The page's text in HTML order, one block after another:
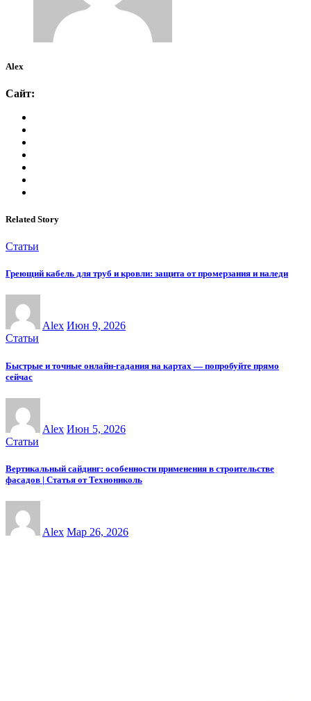
Alex
Сайт:
Related Story
Статьи
Греющий кабель для труб и кровли: защита от промерзания и наледи
Alex Июн 9, 2026
Статьи
Быстрые и точные онлайн-гадания на картах — попробуйте прямо
сейчас
Alex Июн 5, 2026
Статьи
Вертикальный сайдинг: особенности применения в строительстве
фасадов | Статья от Технониколь
Alex Мар 26, 2026